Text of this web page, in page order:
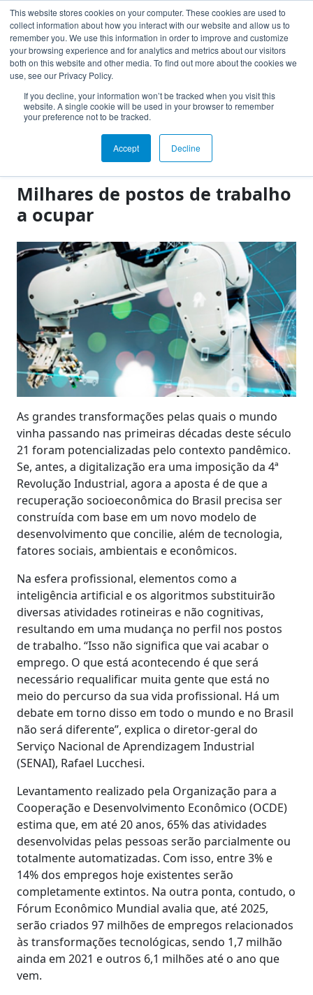
This website stores cookies on your computer. These cookies are used to
collect information about how you interact with our website and allow us to
remember you. We use this information in order to improve and customize
your browsing experience and for analytics and metrics about our visitors
both on this website and other media. To find out more about the cookies we
use, see our Privacy Policy.
If you decline, your information won’t be tracked when you visit this
website. A single cookie will be used in your browser to remember
your preference not to be tracked.
Accept Decline
Toggle navigation
Acesso Instituição
Notícias
Milhares de postos de trabalho
a ocupar
As grandes transformações pelas quais o mundo
vinha passando nas primeiras décadas deste século
21 foram potencializadas pelo contexto pandêmico.
Se, antes, a digitalização era uma imposição da 4ª
Revolução Industrial, agora a aposta é de que a
recuperação socioeconômica do Brasil precisa ser
construída com base em um novo modelo de
desenvolvimento que concilie, além de tecnologia,
fatores sociais, ambientais e econômicos.
Na esfera profissional, elementos como a
inteligência artificial e os algoritmos substituirão
diversas atividades rotineiras e não cognitivas,
resultando em uma mudança no perfil nos postos
de trabalho. “Isso não significa que vai acabar o
emprego. O que está acontecendo é que será
necessário requalificar muita gente que está no
meio do percurso da sua vida profissional. Há um
debate em torno disso em todo o mundo e no Brasil
não será diferente”, explica o diretor-geral do
Serviço Nacional de Aprendizagem Industrial
(SENAI), Rafael Lucchesi.
Levantamento realizado pela Organização para a
Cooperação e Desenvolvimento Econômico (OCDE)
estima que, em até 20 anos, 65% das atividades
desenvolvidas pelas pessoas serão parcialmente ou
totalmente automatizadas. Com isso, entre 3% e
14% dos empregos hoje existentes serão
completamente extintos. Na outra ponta, contudo, o
Fórum Econômico Mundial avalia que, até 2025,
serão criados 97 milhões de empregos relacionados
às transformações tecnológicas, sendo 1,7 milhão
ainda em 2021 e outros 6,1 milhões até o ano que
vem.